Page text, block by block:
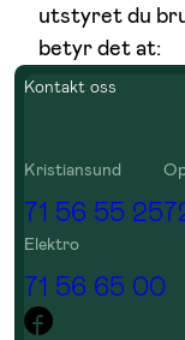
utstyret du
betyr det at:
Kontakt oss
Kristiansund
71 56 55 25
Elektro
71 56 65 00